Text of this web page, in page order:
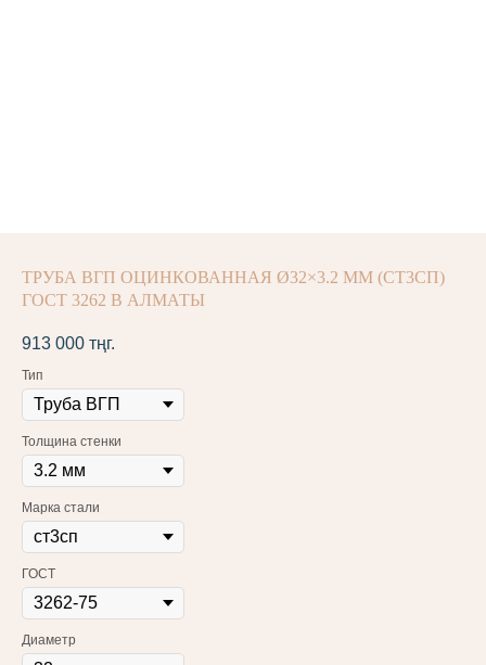
ТРУБА ВГП ОЦИНКОВАННАЯ Ø32×3.2 ММ (СТ3СП)
ГОСТ 3262 В АЛМАТЫ
913 000 тңг.
Тип
Толщина стенки
Марка стали
ГОСТ
Диаметр